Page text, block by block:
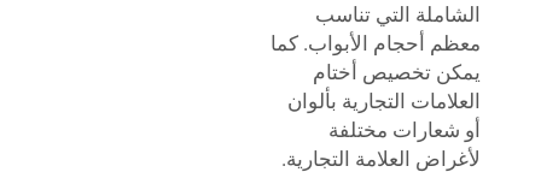
التي تناسب
أحجام الأبواب. كما
تخصيص أختام
التجارية بألوان
مختلفة
العلامة التجارية.